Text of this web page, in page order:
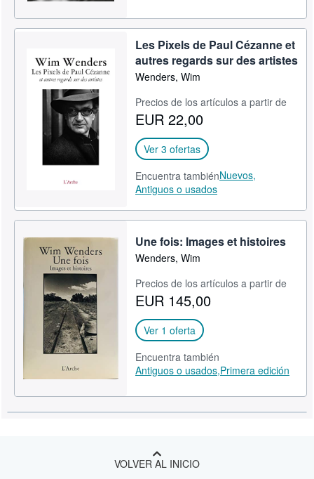
Les Pixels de Paul Cézanne et
autres regards sur des artistes
Wenders, Wim
Precios de los artículos a partir de
EUR 22,00
Ver 3 ofertas
Encuentra tambiénNuevos,
Antiguos o usados
Une fois: Images et histoires
Wenders, Wim
Precios de los artículos a partir de
EUR 145,00
Ver 1 oferta
Encuentra también
Antiguos o usados,Primera edición
VOLVER AL INICIO